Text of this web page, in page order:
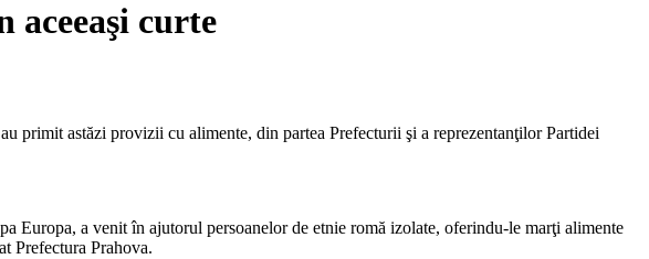
aceeaşi curte
primit astăzi provizii cu alimente, din partea Prefecturii şi a reprezentanţilor Partidei
a venit în ajutorul persoanelor de etnie romă izolate, oferindu-le marţi alimente
Prefectura Prahova.